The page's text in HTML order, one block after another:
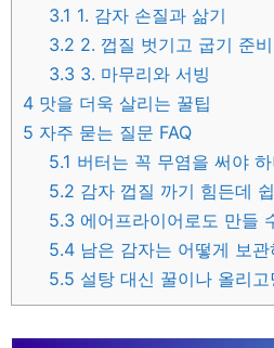
3.1 1. 감자 손질과 삶기
3.2 2. 껍질 벗기고 굽기 준비
3.3 3. 마무리와 서빙
4 맛을 더욱 살리는 꿀팁
5 자주 묻는 질문 FAQ
5.1 버터는 꼭 무염을 써야
5.2 감자 껍질 까기 힘든데
5.3 에어프라이어로도 만들
5.4 남은 감자는 어떻게 보관
5.5 설탕 대신 꿀이나 올리